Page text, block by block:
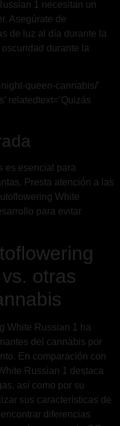
1 necesitan un
Asegúrate de
de luz al día durante la
durante la
queen-cannabis/’
relatedtext=’Quizás
es esencial para
Presta atención a las
White
para evitar
otras
White Russian 1 ha
del cannabis por
En comparación con
Russian 1 destaca
así como por su
sus características de
diferencias